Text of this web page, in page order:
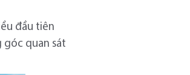
đầu tiên
góc quan sát